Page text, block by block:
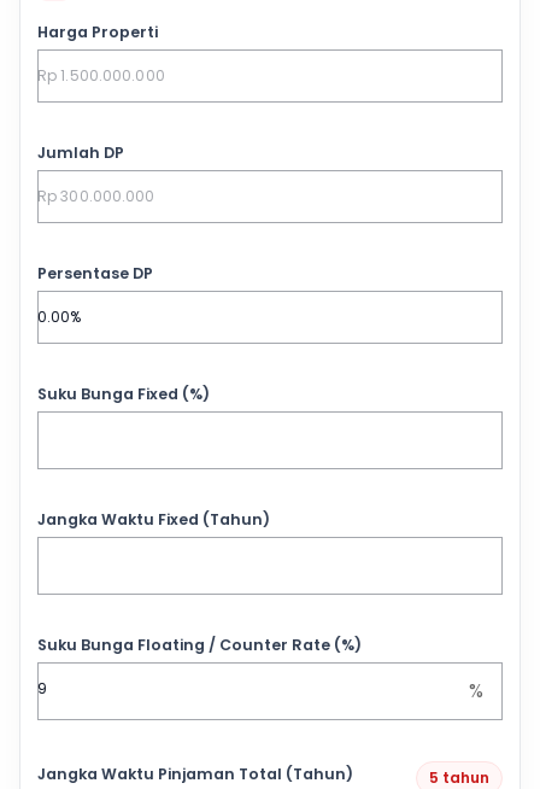
Harga Properti
Jumlah DP
Persentase DP
Suku Bunga Fixed (%)
Jangka Waktu Fixed (Tahun)
Suku Bunga Floating / Counter Rate (%)
%
Jangka Waktu Pinjaman Total (Tahun) 5 tahun